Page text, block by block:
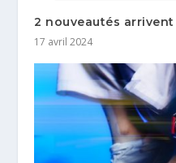
2 nouveautés
17 avril 2024